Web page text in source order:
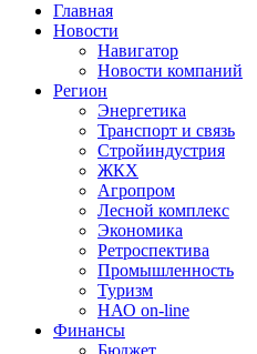
Главная
Новости
Навигатор
Новости компаний
Регион
Энергетика
Транспорт и связь
Стройиндустрия
ЖКХ
Агропром
Лесной комплекс
Экономика
Ретроспектива
Промышленность
Туризм
НАО on-line
Финансы
Бюджет